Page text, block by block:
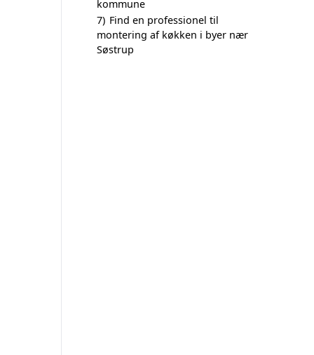
kommune
7) Find en professionel til
montering af køkken i byer nær
Søstrup